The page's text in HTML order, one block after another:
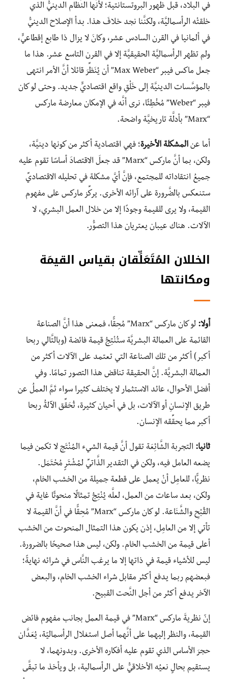
في البلاد، قبل ظهور البروتستانتية؛ لأنَّها النِّظام الدينيُّ الذي
خلقتْه الرأسماليَّة، ولكنَّنا نجد خلافَ هذا. بدأ الإصلاح الدينيُّ
في ألمانيا في القرن السادس عشر، وكانَ لا يزال ذا طابع إقطاعيٍّ،
ولم تظهر الرأسماليَّة الحقيقيَّة إلا في القرن التاسع عشر. هذا ما
جعل ماكس فيبر “Max Weber” أن يُنَظِّرَ قائلا أنَّ الأمر انتهى
بالمؤسَّسات الدينيَّة إلى خَلْقِ واقع اقتصاديٍّ جديد. وحتى لو كان
فيبر “Weber” مُخْطِئًا، نرى أنَّه في الإمكان معارضة ماركس
“Marx” بأدلَّة تاريخيَّة واضحة.
أما عن المشكلة الأخيرة؛ فهي اقتصادية أكثر من كونها دينيَّة،
ولكن، بما أنَّ ماركس “Marx” قد جعلَ الاقتصادَ أساسًا تقوم عليه
جميعُ انتقاداته للمجتمع، فإنَّ أيَّ مشكلة في تحليله الاقتصاديِّ
ستنعكس بالضَّرورة على آرائه الأخرى. يركِّز ماركس على مفهوم
القيمة، ولا يرى للقيمة وجودًا إلا من خلال العمل البشري، لا
الآلات. هناك عيبان يعتريان هذا التصوُّر.
الخللان المُتَعَلِّقان بقياس القيمَة
ومكانتها
أولا:
لو كان ماركس “Marx” مُحِقًّا، فمعنى هذا أنَّ الصناعة
القائمة على العمالة البشريَّة ستُنْتِجُ قيمة فائضة (وبالتَّالي ربحا
أكبر) أكثر من تلك الصناعة التي تعتمد على الآلات أكثر من
العمالة البشريَّة. إنَّ الحقيقة تناقض هذا التصور تمامًا. وفي
أفضل الأحوال، عائد الاستثمار لا يختلف كثيرا سواء تَمَّ العملُ عن
طريق الإنسانِ أو الآلات، بل في أحيان كثيرة، تُحَقِّق الآلةُ ربحا
أكبر مما يحقِّقه الإنسان.
ثانيا: التجربة الشَّائِعَة تقول أنَّ قيمة الشيء المُنْتَج لا تكمن فيما
يضعه العامل فيه، ولكن في التقدير الذَّاتيِّ لمُشْتَرٍ مُحْتَمَل.
نظريًّا، للعامِل أنْ يعمل على قطعة جميلة من الخشب الخام،
ولكن، بعد ساعات من العمل، لعلَّه يُنْتِجُ تمثالًا منحوتًا غاية في
القُبْحِ والشَّنَاعة. لو كان ماركس “Marx” مُحِقًّا في أنَّ القيمة لا
تأتي إلا من العامِل، إذن يكون هذا التمثال المنحوت من الخشب
أعلى قيمة من الخشب الخام. ولكن، ليس هذا صحيحًا بالضرورة.
ليس للأشياء قيمة في ذاتها إلا ما يرغب النَّاس في شرائه نهايةً؛
فبعضهم ربما يدفع أكثر مقابل شراء الخشب الخام، والبعض
الآخر يدفع أكثر من أجل النَّحت القبيح.
إنّ نظريةَ ماركس “Marx” في قيمة العمل بجانب مفهوم فائض
القيمة، والنظر إليهما على أنَّهما أصل استغلال الرأسماليّة، يُعَدَّان
حجرَ الأساس الذي تقوم عليه أفكاره الأخرى. وبدونهما، لا
يستقيم بحالٍ نعيُه الأخلاقيُّ على الرأسمالية، بل ويأخذ ما تبقَّى